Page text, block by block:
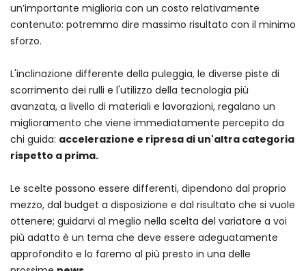
un’importante miglioria con un costo relativamente
contenuto: potremmo dire massimo risultato con il minimo
sforzo.
L'inclinazione differente della puleggia, le diverse piste di
scorrimento dei rulli e l'utilizzo della tecnologia più
avanzata, a livello di materiali e lavorazioni, regalano un
miglioramento che viene immediatamente percepito da
chi guida: accelerazione e ripresa di un'altra categoria
rispetto a prima.
Le scelte possono essere differenti, dipendono dal proprio
mezzo, dal budget a disposizione e dal risultato che si vuole
ottenere; guidarvi al meglio nella scelta del variatore a voi
più adatto è un tema che deve essere adeguatamente
approfondito e lo faremo al più presto in una delle